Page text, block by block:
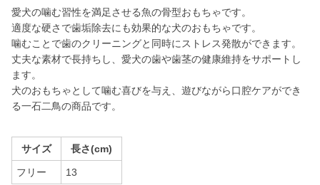
愛犬の噛む習性を満足させる魚の骨型おもちゃです。
適度な硬さで歯垢除去にも効果的な犬のおもちゃです。
噛むことで歯のクリーニングと同時にストレス発散ができます。
丈夫な素材で長持ちし、愛犬の歯や歯茎の健康維持をサポートし
ます。
犬のおもちゃとして噛む喜びを与え、遊びながら口腔ケアができ
る一石二鳥の商品です。
サイズ 長さ(cm)
フリー 13